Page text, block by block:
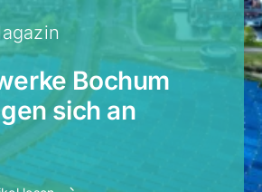
Bochum
sich an